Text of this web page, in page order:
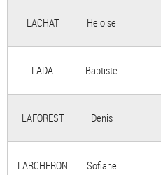
LACHAT Heloise
LADA Baptiste
LAFOREST Denis
LARCHERON Sofiane